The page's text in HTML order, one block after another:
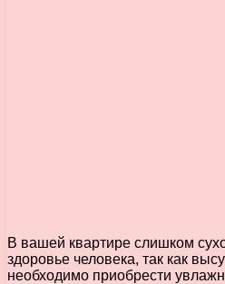
В вашей квартире слишком
здоровье человека, так как
необходимо приобрести